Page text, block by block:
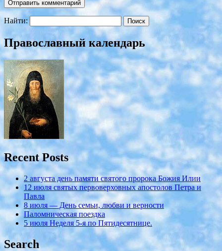
Найти:
Православный календарь
Recent Posts
2 августа день памяти святого пророка Божия Илии
12 июля cвятых первоверховных апостолов Петра и
Павла
8 июля — День семьи, любви и верности
Паломническая поездка
5 июля Неделя 5-я по Пятидесятнице.
Search